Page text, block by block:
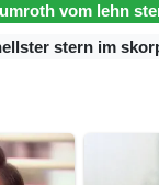
vom lehn
stern im